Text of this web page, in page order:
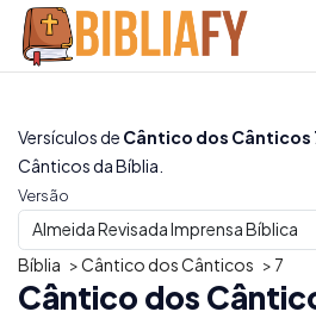
Bíblia >Cântico dos Cânticos > 7
Cântico dos
Versão
Versículos de Cântico dos Cânticos
Cânticos da Bíblia.